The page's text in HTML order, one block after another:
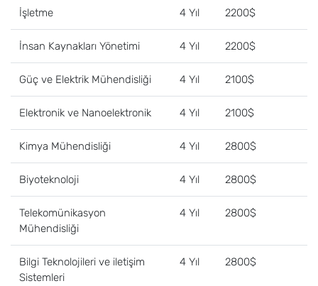
İşletme 4 Yıl 2200$
İnsan Kaynakları Yönetimi 4 Yıl 2200$
Güç ve Elektrik Mühendisliği 4 Yıl 2100$
Elektronik ve Nanoelektronik 4 Yıl 2100$
Kimya Mühendisliği 4 Yıl 2800$
Biyoteknoloji 4 Yıl 2800$
Telekomünikasyon
Mühendisliği
4 Yıl 2800$
Bilgi Teknolojileri ve iletişim
Sistemleri
4 Yıl 2800$